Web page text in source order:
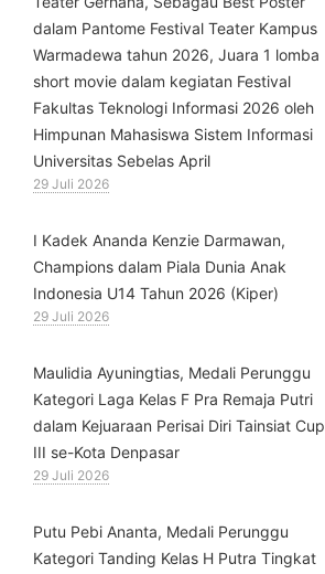
dalam Pantome Festival Teater Kampus
Warmadewa tahun 2026, Juara 1 lomba
short movie dalam kegiatan Festival
Fakultas Teknologi Informasi 2026 oleh
Himpunan Mahasiswa Sistem Informasi
Universitas Sebelas April
29 Juli 2026
⁠I Kadek Ananda Kenzie Darmawan,
Champions dalam Piala Dunia Anak
Indonesia U14 Tahun 2026 (Kiper)
29 Juli 2026
⁠Maulidia Ayuningtias, Medali Perunggu
Kategori Laga Kelas F Pra Remaja Putri
dalam Kejuaraan Perisai Diri Tainsiat Cup
III se-Kota Denpasar
29 Juli 2026
Putu Pebi Ananta, Medali Perunggu
Kategori Tanding Kelas H Putra Tingkat